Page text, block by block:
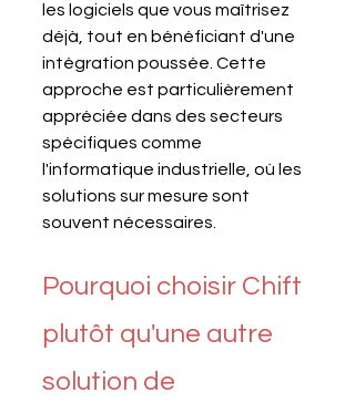
les logiciels que vous maîtrisez
déjà, tout en bénéficiant d'une
intégration poussée. Cette
approche est particulièrement
appréciée dans des secteurs
spécifiques comme
l'informatique industrielle, où les
solutions sur mesure sont
souvent nécessaires.
Pourquoi choisir Chift
plutôt qu'une autre
solution de